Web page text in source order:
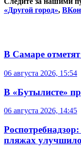
«Другой город»,
В Самаре
06 августа 2026, 15:54
В «Бутылисте»
06 августа 2026, 14:45
пляжах